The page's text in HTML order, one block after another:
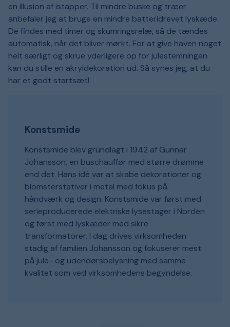
en illusion af istapper. Til mindre buske og træer
anbefaler jeg at bruge en mindre batteridrevet lyskæde.
De findes med timer og skumringsrelæ, så de tændes
automatisk, når det bliver mørkt. For at give haven noget
helt særligt og skrue yderligere op for julestemningen
kan du stille en akryldekoration ud. Så synes jeg, at du
har et godt startsæt!
Konstsmide
Konstsmide blev grundlagt i 1942 af Gunnar
Johansson, en buschauffør med større drømme
end det. Hans idé var at skabe dekorationer og
blomsterstativer i metal med fokus på
håndværk og design. Konstsmide var først med
serieproducerede elektriske lysestager i Norden
og først med lyskæder med sikre
transformatorer. I dag drives virksomheden
stadig af familien Johansson og fokuserer mest
på jule- og udendørsbelysning med samme
kvalitet som ved virksomhedens begyndelse.